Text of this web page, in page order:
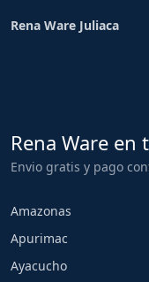
Rena Ware Juliaca
Rena Ware en
Envio gratis y pago
Amazonas
Apurimac
Ayacucho